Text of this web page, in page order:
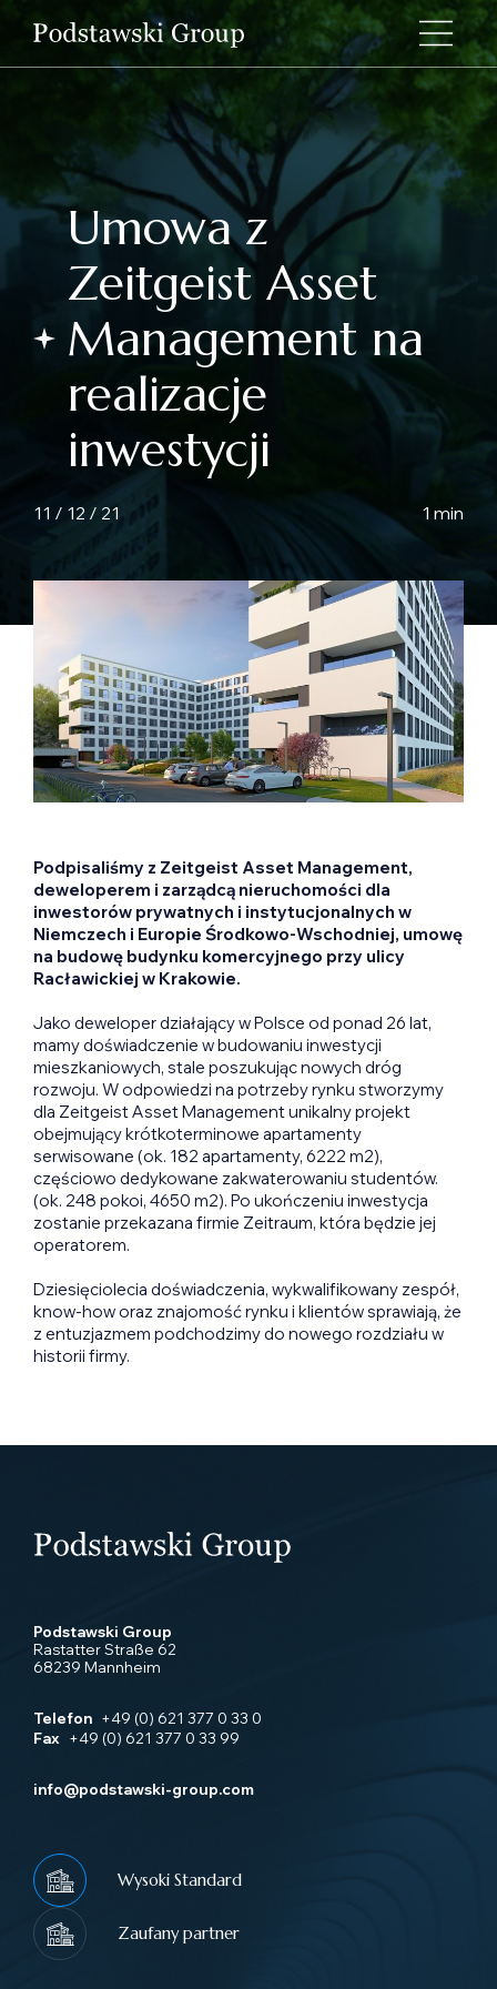
Umowa z
Zeitgeist Asset
Management na
realizacje
inwestycji
11 / 12 / 21 1 min
Podpisaliśmy z Zeitgeist Asset Management,
deweloperem i zarządcą nieruchomości dla
inwestorów prywatnych i instytucjonalnych w
Niemczech i Europie Środkowo-Wschodniej, umowę
na budowę budynku komercyjnego przy ulicy
Racławickiej w Krakowie.
Jako deweloper działający w Polsce od ponad 26 lat,
mamy doświadczenie w budowaniu inwestycji
mieszkaniowych, stale poszukując nowych dróg
rozwoju. W odpowiedzi na potrzeby rynku stworzymy
dla Zeitgeist Asset Management unikalny projekt
obejmujący krótkoterminowe apartamenty
serwisowane (ok. 182 apartamenty, 6222 m2),
częściowo dedykowane zakwaterowaniu studentów.
(ok. 248 pokoi, 4650 m2). Po ukończeniu inwestycja
zostanie przekazana firmie Zeitraum, która będzie jej
operatorem.
Dziesięciolecia doświadczenia, wykwalifikowany zespół,
know-how oraz znajomość rynku i klientów sprawiają, że
z entuzjazmem podchodzimy do nowego rozdziału w
historii firmy.
Podstawski Group
Rastatter Straße 62
68239 Mannheim
Telefon +49 (0) 621 377 0 33 0
Fax
+49 (0) 621 377 0 33 99
info@podstawski-group.com
Wysoki Standard
Zaufany partner